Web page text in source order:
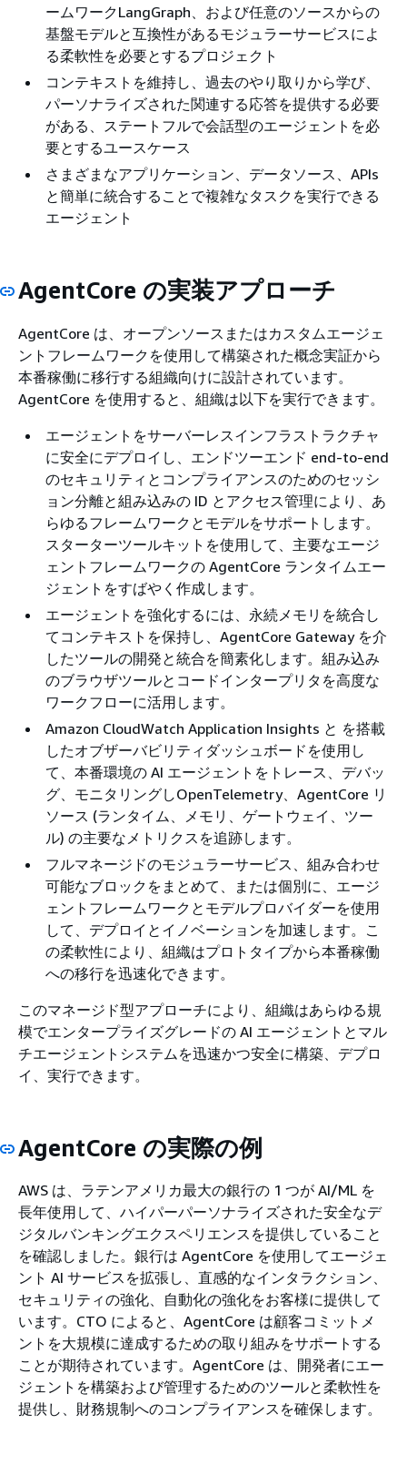
ームワークLangGraph、および任意のソースからの
基盤モデルと互換性があるモジュラーサービスによ
る柔軟性を必要とするプロジェクト
コンテキストを維持し、過去のやり取りから学び、
パーソナライズされた関連する応答を提供する必要
がある、ステートフルで会話型のエージェントを必
要とするユースケース
さまざまなアプリケーション、データソース、APIs
と簡単に統合することで複雑なタスクを実行できる
エージェント
AgentCore の実装アプローチ
AgentCore は、オープンソースまたはカスタムエージェ
ントフレームワークを使用して構築された概念実証から
本番稼働に移行する組織向けに設計されています。
AgentCore を使用すると、組織は以下を実行できます。
エージェントをサーバーレスインフラストラクチャ
に安全にデプロイし、エンドツーエンド end-to-end
のセキュリティとコンプライアンスのためのセッシ
ョン分離と組み込みの ID とアクセス管理により、あ
らゆるフレームワークとモデルをサポートします。
スターターツールキットを使用して、主要なエージ
ェントフレームワークの AgentCore ランタイムエー
ジェントをすばやく作成します。
エージェントを強化するには、永続メモリを統合し
てコンテキストを保持し、AgentCore Gateway を介
したツールの開発と統合を簡素化します。組み込み
のブラウザツールとコードインタープリタを高度な
ワークフローに活用します。
Amazon CloudWatch Application Insights と を搭載
したオブザーバビリティダッシュボードを使用し
て、本番環境の AI エージェントをトレース、デバッ
グ、モニタリングしOpenTelemetry、AgentCore リ
ソース (ランタイム、メモリ、ゲートウェイ、ツー
ル) の主要なメトリクスを追跡します。
フルマネージドのモジュラーサービス、組み合わせ
可能なブロックをまとめて、または個別に、エージ
ェントフレームワークとモデルプロバイダーを使用
して、デプロイとイノベーションを加速します。こ
の柔軟性により、組織はプロトタイプから本番稼働
への移行を迅速化できます。
このマネージド型アプローチにより、組織はあらゆる規
模でエンタープライズグレードの AI エージェントとマル
チエージェントシステムを迅速かつ安全に構築、デプロ
イ、実行できます。
AgentCore の実際の例
AWS は、ラテンアメリカ最大の銀行の 1 つが AI/ML を
長年使用して、ハイパーパーソナライズされた安全なデ
ジタルバンキングエクスペリエンスを提供していること
を確認しました。銀行は AgentCore を使用してエージェ
ント AI サービスを拡張し、直感的なインタラクション、
セキュリティの強化、自動化の強化をお客様に提供して
います。CTO によると、AgentCore は顧客コミットメ
ントを大規模に達成するための取り組みをサポートする
ことが期待されています。AgentCore は、開発者にエー
ジェントを構築および管理するためのツールと柔軟性を
提供し、財務規制へのコンプライアンスを確保します。